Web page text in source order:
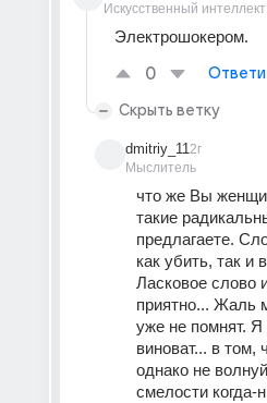
Искусственный интеллект
Электрошокером.
0
Скрыть ветку
dmitriy_11
Мыслитель
2г
что же Вы
такие
предлагаете.
как убить, так и
Ласковое слово
приятно... Жаль
уже не помнят. Я
виноват... в том,
однако не
смелости когда-